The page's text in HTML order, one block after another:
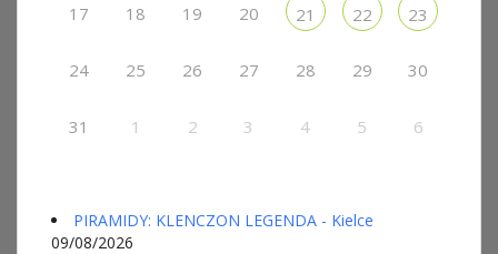
17 18 19 20 21 22 23
24 25 26 27 28 29 30
31 1 2 3 4 5 6
PIRAMIDY: KLENCZON LEGENDA - Kielce
09/08/2026